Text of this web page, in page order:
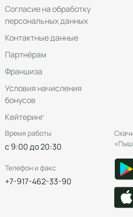
Согласие на обработку
персональных данных
Контактные данные
Партнёрам
Франшиза
Условия начисления
бонусов
Кейтеринг
Время работы
с 9:00 до 20:30
Телефон и факс
+7-917-462-33-90